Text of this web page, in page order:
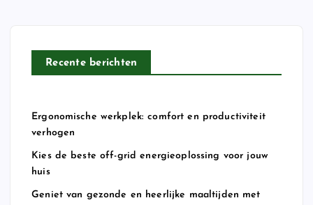
a
Recente berichten
Ergonomische werkplek: comfort en productiviteit
verhogen
Kies de beste off-grid energieoplossing voor jouw
huis
Geniet van gezonde en heerlijke maaltijden met